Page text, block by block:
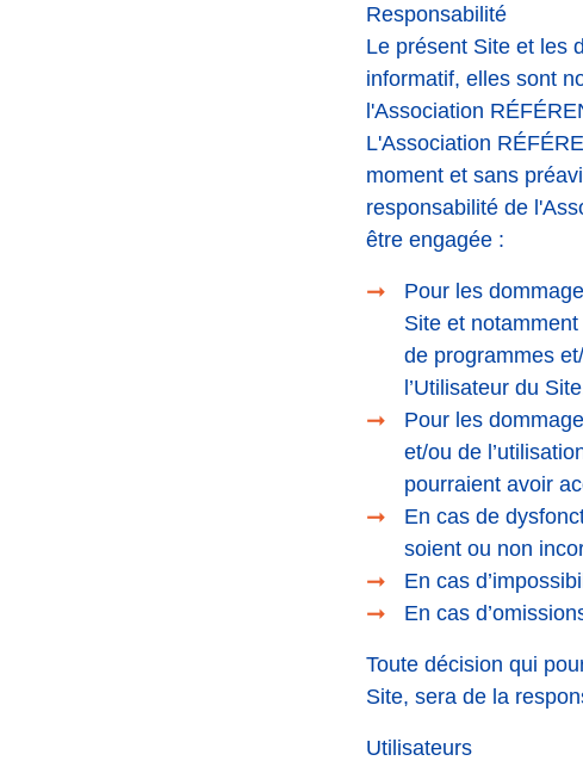
Responsabilité
Le présent Site et les
informatif, elles sont
l'Association
L'Association
moment et sans
responsabilité de
être engagée :
Pour les
Site et
de programmes
l’Utilisateur du
Pour les
et/ou de
pourraient avoir
En cas de
soient ou non
En cas
En cas
Toute décision qui
Site, sera de la
Utilisateurs